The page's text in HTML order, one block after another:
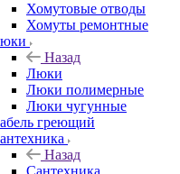
Хомутовые отводы
Хомуты ремонтные
Назад
Люки
Люки полимерные
Люки чугунные
греющий
Назад
Сантехника